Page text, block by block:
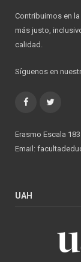
Contribuimos en
más justo,
calidad.
Síguenos en
Facebook
Erasmo Escala
Email:
UAH